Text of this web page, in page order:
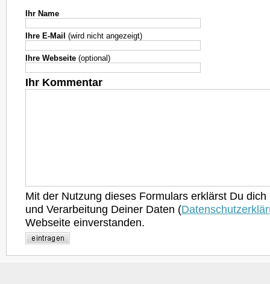
Ihr Name
Ihre E-Mail (wird nicht angezeigt)
Ihre Webseite (optional)
Ihr Kommentar
Mit der Nutzung dieses Formulars erklärst Du
und Verarbeitung Deiner Daten (
Webseite einverstanden.